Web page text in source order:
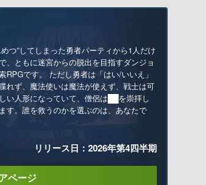
めつ”してしまった勇者パーティから1人だけ
、ともに迷宮からの脱出を目指すダンジョ
RPGです。 ただし勇者は「はい/いいえ」
れず、魔法使いは魔法が使えず、戦士は可
い人形になっていて、僧侶は██を崇拝し
す。誰を救うのかを選ぶのは、あなたで
リリース日：2026年第4四半期
ページ